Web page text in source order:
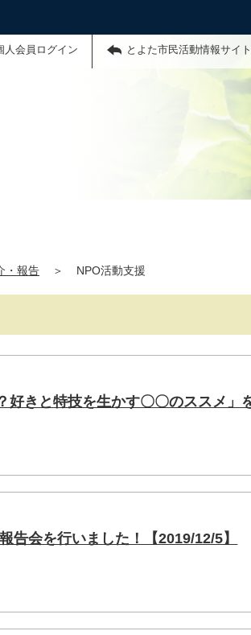
人会員ログイン とよた市民活動情報サイ
・報告 ＞ NPO活動支援
好きと特技を生かす〇〇のススメ」
告会を行いました！【2019/12/5】